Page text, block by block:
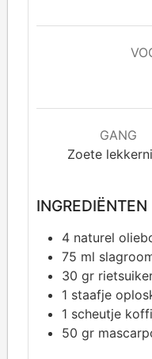
GANG
Zoete
INGREDIËNTEN
4 naturel
75 ml
30 gr
1 staafje
1 scheutje
50 gr